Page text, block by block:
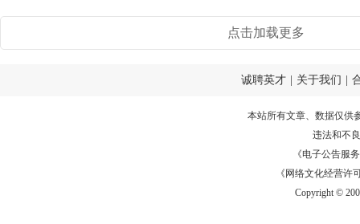
点击加载更多
诚聘英才 关于我们
本站所有文章、数据仅供
违法和不
《电子公告服务
《网络文化经营许
Copyright ©